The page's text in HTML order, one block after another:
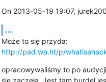
On 2013-05-19 19:07,
...
http://pad.wa.ht/p/
opracowywaliśmy to po
się zaczęła. Jest tam burdel